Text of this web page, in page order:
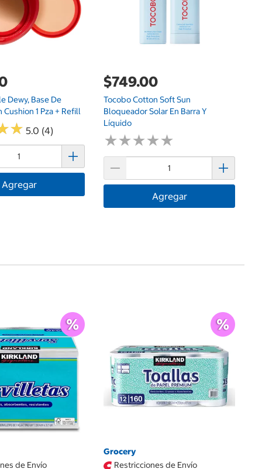
Dewy, Base De
Cushion 1 Pza + Refill
★
★ 5.0 (4)
Agregar
$749.00
Tocobo Cotton Soft Sun
Bloqueador Solar En Barra Y
Líquido
★★★★★
★★★★★
Agregar
de Envío
Grocery
Restricciones de Envío